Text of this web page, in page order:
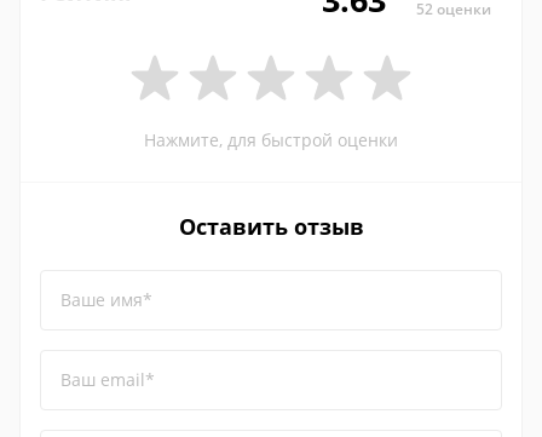
52 оценки
Нажмите, для быстрой оценки
Оставить отзыв
Ваше имя*
Ваш email*